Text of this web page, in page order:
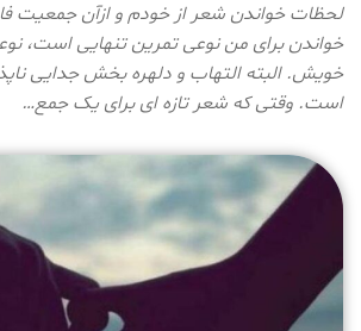
لحظات خواندن شعر از خودم و ازآن جمعیت
خواندن برای من نوعی تمرین تنهایی است،
خویش. البته التهاب و دلهره بخش جدایی
است. وقتی که شعر تازه ای برای یک جمع…